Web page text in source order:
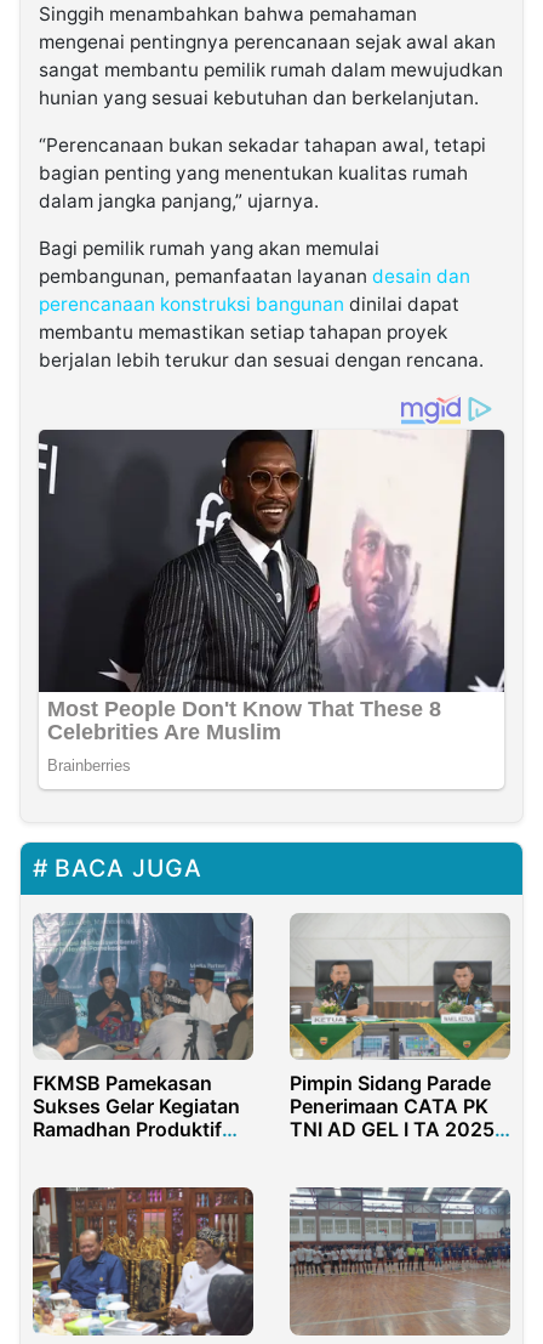
Singgih menambahkan bahwa pemahaman
mengenai pentingnya perencanaan sejak awal akan
sangat membantu pemilik rumah dalam mewujudkan
hunian yang sesuai kebutuhan dan berkelanjutan.
“Perencanaan bukan sekadar tahapan awal, tetapi
bagian penting yang menentukan kualitas rumah
dalam jangka panjang,” ujarnya.
Bagi pemilik rumah yang akan memulai
pembangunan, pemanfaatan layanan desain dan
perencanaan konstruksi bangunan dinilai dapat
membantu memastikan setiap tahapan proyek
berjalan lebih terukur dan sesuai dengan rencana.
BACA JUGA
FKMSB Pamekasan
Sukses Gelar Kegiatan
Ramadhan Produktif
Pimpin Sidang Parade
Penerimaan CATA PK
TNI AD GEL I TA 2025,